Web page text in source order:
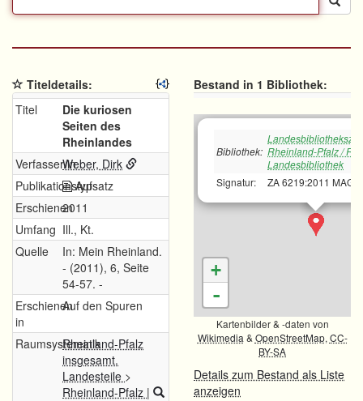
Titeldetails:
Titel
Die kuriosen
Seiten des
Rheinlandes
Verfasser/inWeber, Dirk
PublikationstypAufsatz
Erschienen2011
Umfang Ill., Kt.
Quelle
In: Mein Rheinland.
- (2011), 6, Seite
54-57. -
Erschienen
in
Auf den Spuren
RaumsystematikRheinland-Pfalz
insgesamt.
Landesteile >
Rheinland-Pfalz |
Bestand in 1 Bibliothek:
Bibliothek: Rheinland-Pfalz /
Landesbibliothek
Signatur:
ZA 6219:2011 MAG
+
-
Kartenbilder & -daten von
Wikimedia & OpenStreetMap, CC-
BY-SA
Details zum Bestand als Liste
anzeigen